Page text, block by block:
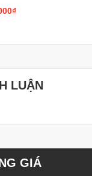
LUẬN
GIÁ